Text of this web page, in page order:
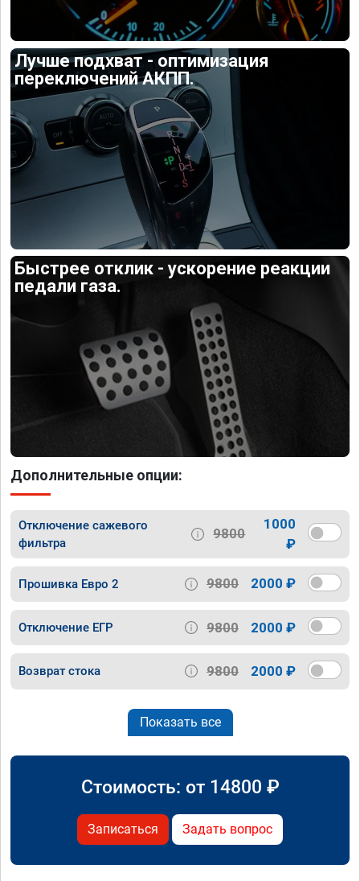
Лучше подхват - оптимизация
переключений АКПП.
Быстрее отклик - ускорение реакции
педали газа.
Дополнительные опции:
Отключение сажевого
фильтра
9800
1000
₽
Прошивка Евро 2 9800 2000 ₽
Отключение ЕГР 9800 2000 ₽
Возврат стока 9800 2000 ₽
Показать все
Стоимость: от 14800 ₽
Записаться Задать вопрос